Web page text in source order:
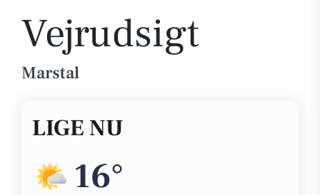
Vejrudsigt
Marstal
LIGE NU
16°